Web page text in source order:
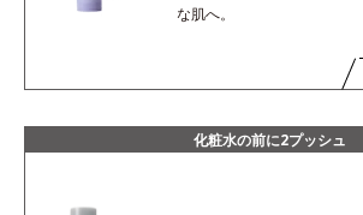
な肌へ。
化粧水の前に2プッシュ